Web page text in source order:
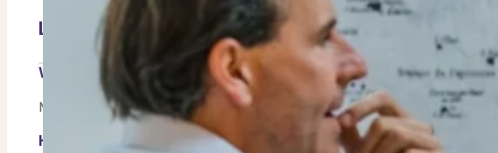
Bekijk Vestigingen
Leer Lisa van der Meer beter kennen
Wat is jouw passie?
Mijn passie is mensen blij maken, met vrienden zijn en altijd alles
Hoe ziet jouw droomhuis er uit?